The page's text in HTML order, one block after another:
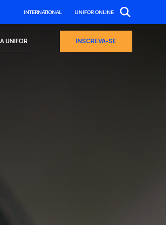
INTERNATIONAL UNIFOR ONLINE
UNIFOR INSCREVA-SE